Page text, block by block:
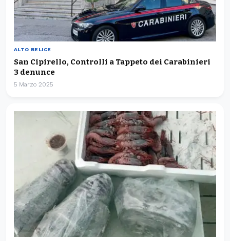
ALTO BELICE
San Cipirello, Controlli a Tappeto dei Carabinieri
3 denunce
5 Marzo 2025